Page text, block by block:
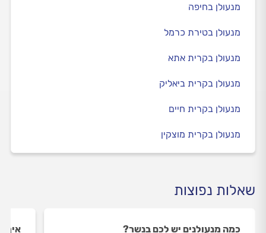
מנעולן בחיפה
מנעולן בטירת כרמל
מנעולן בקרית אתא
מנעולן בקרית ביאליק
מנעולן בקרית חיים
מנעולן בקרית מוצקין
שאלות נפוצות
כמה מנעולנים יש לכם בנשר?
איך